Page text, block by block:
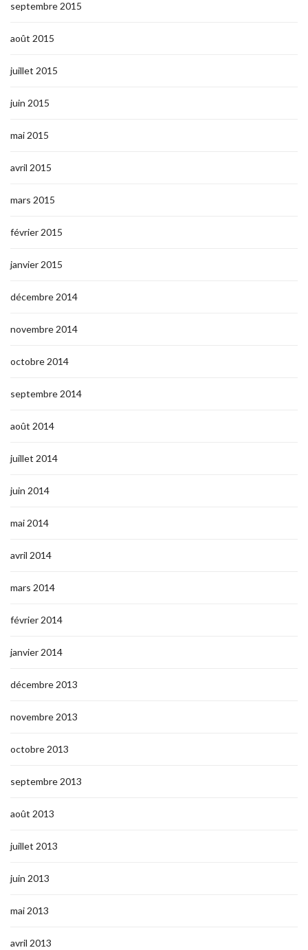
septembre 2015
août 2015
juillet 2015
juin 2015
mai 2015
avril 2015
mars 2015
février 2015
janvier 2015
décembre 2014
novembre 2014
octobre 2014
septembre 2014
août 2014
juillet 2014
juin 2014
mai 2014
avril 2014
mars 2014
février 2014
janvier 2014
décembre 2013
novembre 2013
octobre 2013
septembre 2013
août 2013
juillet 2013
juin 2013
mai 2013
avril 2013